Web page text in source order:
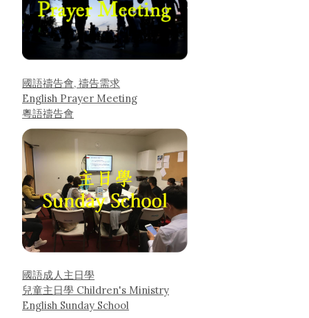
國語禱告會, 禱告需求
English Prayer Meeting
粵語禱告會
國語成人主日學
兒童主日學 Children's Ministry
English Sunday School